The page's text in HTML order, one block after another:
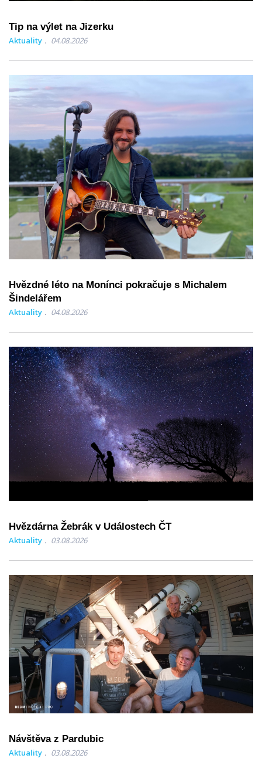
Tip na výlet na Jizerku
Aktuality 04.08.2026
Hvězdné léto na Monínci pokračuje s Michalem
Šindelářem
Aktuality 04.08.2026
Hvězdárna Žebrák v Událostech ČT
Aktuality 03.08.2026
Návštěva z Pardubic
Aktuality 03.08.2026